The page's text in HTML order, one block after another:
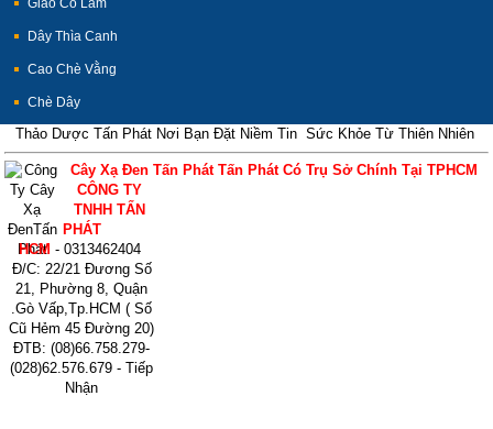
Giảo Cổ Lam
Dây Thìa Canh
Cao Chè Vằng
Chè Dây
Thảo Dược Tấn Phát Nơi Bạn Đặt Niềm Tin Sức Khỏe Từ Thiên Nhiên
Cây Xạ Đen Tấn Phát Tấn Phát Có Trụ Sở Chính Tại TPHCM
CÔNG TY
TNHH TẤN
PHÁT
HCM - 0313462404
Đ/C: 22/21 Đương Số
21, Phường 8, Quận
.Gò Vấp,Tp.HCM ( Số
Cũ Hẻm 45 Đường 20)
ĐTB: (08)66.758.279-
(028)62.576.679 - Tiếp
Nhận